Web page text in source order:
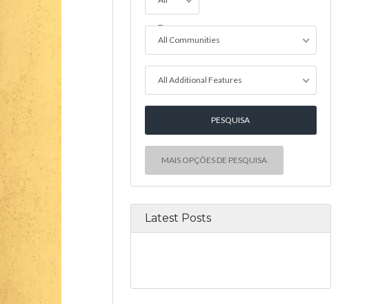
Towns
All Communities
All Additional Features
MAIS OPÇÕES DE PESQUISA
Latest Posts